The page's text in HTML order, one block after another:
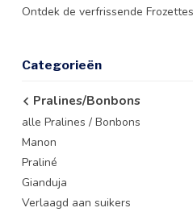
Ontdek de verfrissende
Categorieën
Pralines/Bonbons
alle Pralines / Bonbons
Manon
Praliné
Gianduja
Verlaagd aan suikers